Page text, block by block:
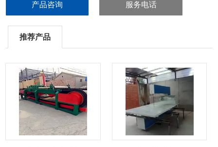
产品咨询 服务电话
推荐产品